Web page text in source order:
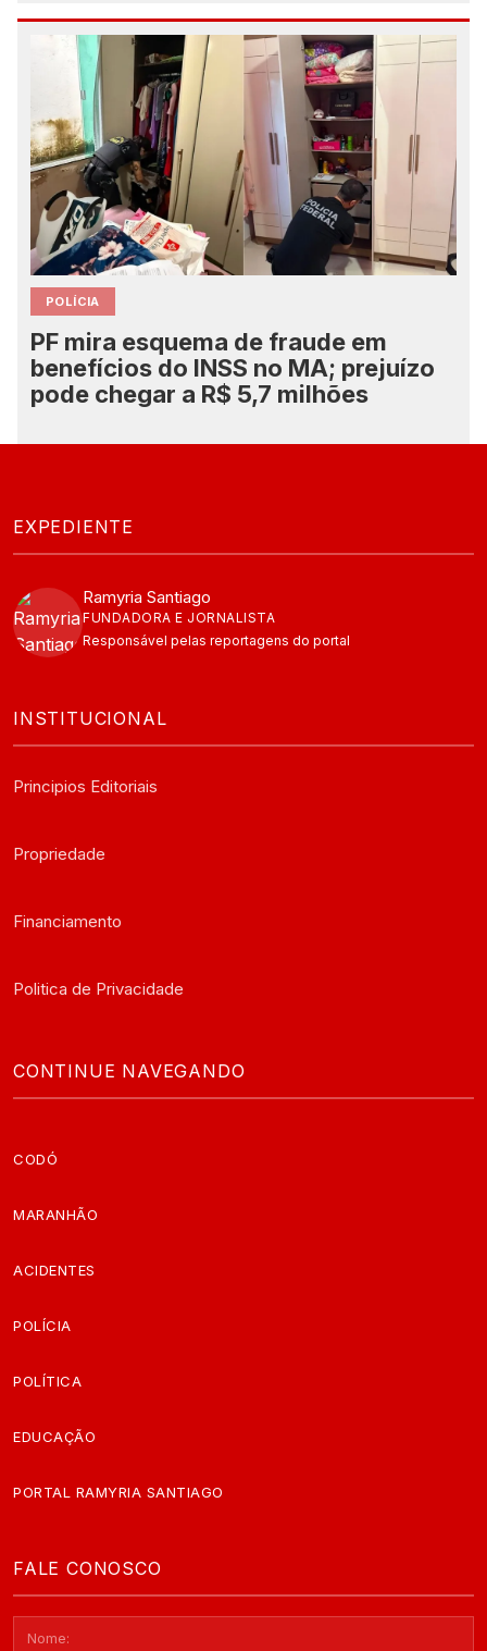
POLÍCIA
PF mira esquema de fraude em
benefícios do INSS no MA; prejuízo
pode chegar a R$ 5,7 milhões
EXPEDIENTE
Ramyria Santiago
FUNDADORA E JORNALISTA
Responsável pelas reportagens do portal
INSTITUCIONAL
Principios Editoriais
Propriedade
Financiamento
Politica de Privacidade
CONTINUE NAVEGANDO
CODÓ
MARANHÃO
ACIDENTES
POLÍCIA
POLÍTICA
EDUCAÇÃO
PORTAL RAMYRIA SANTIAGO
FALE CONOSCO